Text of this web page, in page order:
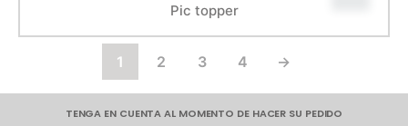
Pic topper
1 2 3 4 →
TENGA EN CUENTA AL MOMENTO DE HACER SU PEDIDO